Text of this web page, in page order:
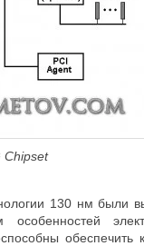
130 нм
особенностей
обеспечить